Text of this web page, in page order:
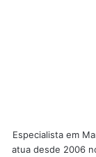
Especialista em
atua desde 2006